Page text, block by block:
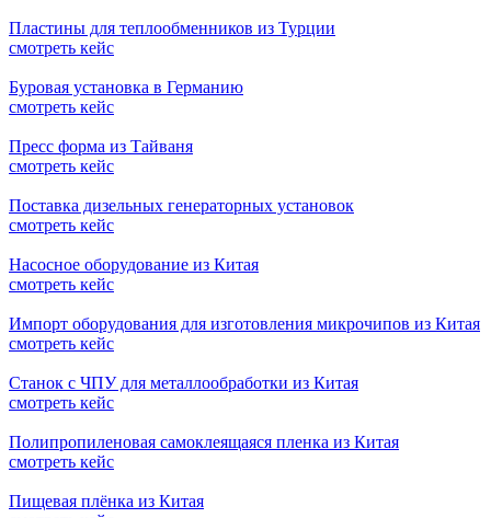
Пластины для теплообменников из Турции
смотреть кейс
Буровая установка в Германию
смотреть кейс
Пресс форма из Тайваня
смотреть кейс
Поставка дизельных генераторных установок
смотреть кейс
Насосное оборудование из Китая
смотреть кейс
Импорт оборудования для изготовления микрочипов из Китая
смотреть кейс
Станок с ЧПУ для металлообработки из Китая
смотреть кейс
Полипропиленовая самоклеящаяся пленка из Китая
смотреть кейс
Пищевая плёнка из Китая